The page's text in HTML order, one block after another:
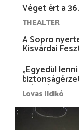
Véget ért a
THEALTER
A Sopro
Kisvárdai
„Egyedül
más nélkül is
Lovas Ildikó